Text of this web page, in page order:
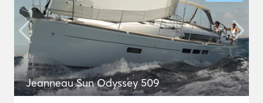
Jeanneau Sun Odyssey 509